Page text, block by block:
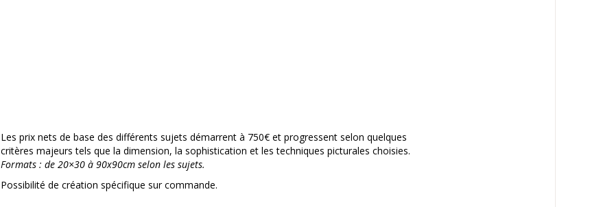
Les prix nets de base des différents sujets démarrent à 750€ et progressent selon quelques
critères majeurs tels que la dimension, la sophistication et les techniques picturales choisies.
Formats : de 20×30 à 90x90cm selon les sujets.
Possibilité de création spécifique sur commande.